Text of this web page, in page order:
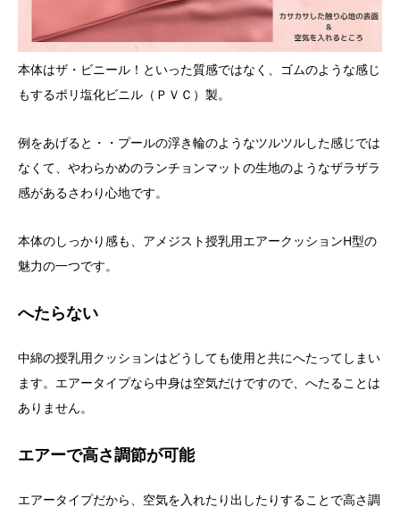
本体はザ・ビニール！といった質感ではなく、ゴムのような感じ
もするポリ塩化ビニル（ＰＶＣ）製。
例をあげると・・プールの浮き輪のようなツルツルした感じでは
なくて、やわらかめのランチョンマットの生地のようなザラザラ
感があるさわり心地です。
本体のしっかり感も、アメジスト授乳用エアークッションH型の
魅力の一つです。
へたらない
中綿の授乳用クッションはどうしても使用と共にへたってしまい
ます。エアータイプなら中身は空気だけですので、へたることは
ありません。
エアーで高さ調節が可能
エアータイプだから、空気を入れたり出したりすることで高さ調